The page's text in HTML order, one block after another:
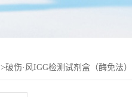
>破伤·风IGG检测试剂盒（酶免法）